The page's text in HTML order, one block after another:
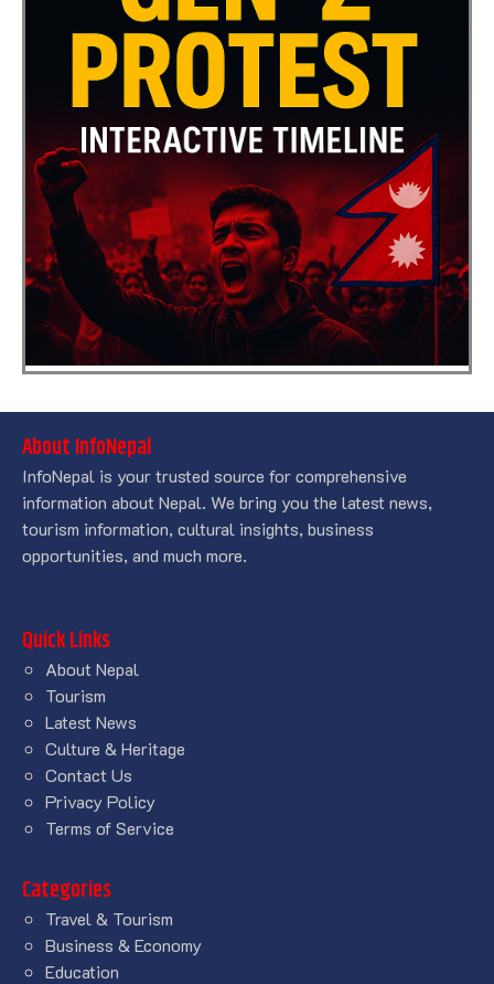
About InfoNepal
InfoNepal is your trusted source for comprehensive
information about Nepal. We bring you the latest news,
tourism information, cultural insights, business
opportunities, and much more.
Quick Links
About Nepal
Tourism
Latest News
Culture & Heritage
Contact Us
Privacy Policy
Terms of Service
Categories
Travel & Tourism
Business & Economy
Education